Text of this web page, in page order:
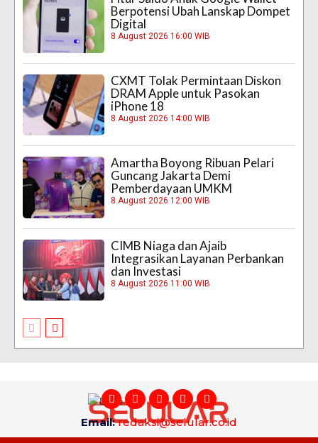
Berpotensi Ubah Lanskap Dompet
Digital
8 August 2026 16:00 WIB
CXMT Tolak Permintaan Diskon
DRAM Apple untuk Pasokan
iPhone 18
8 August 2026 14:00 WIB
Amartha Boyong Ribuan Pelari
Guncang Jakarta Demi
Pemberdayaan UMKM
8 August 2026 12:00 WIB
CIMB Niaga dan Ajaib
Integrasikan Layanan Perbankan
dan Investasi
8 August 2026 11:00 WIB
Email:redaksi@selular.co.id